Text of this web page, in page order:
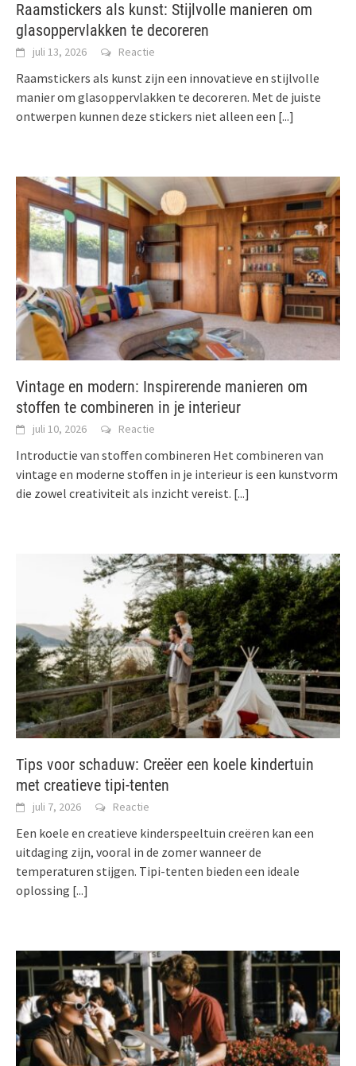
Raamstickers als kunst: Stijlvolle manieren om
glasoppervlakken te decoreren
juli 13, 2026 Reactie
Raamstickers als kunst zijn een innovatieve en stijlvolle
manier om glasoppervlakken te decoreren. Met de juiste
ontwerpen kunnen deze stickers niet alleen een [...]
Vintage en modern: Inspirerende manieren om
stoffen te combineren in je interieur
juli 10, 2026 Reactie
Introductie van stoffen combineren Het combineren van
vintage en moderne stoffen in je interieur is een kunstvorm
die zowel creativiteit als inzicht vereist. [...]
Tips voor schaduw: Creëer een koele kindertuin
met creatieve tipi-tenten
juli 7, 2026 Reactie
Een koele en creatieve kinderspeeltuin creëren kan een
uitdaging zijn, vooral in de zomer wanneer de
temperaturen stijgen. Tipi-tenten bieden een ideale
oplossing [...]